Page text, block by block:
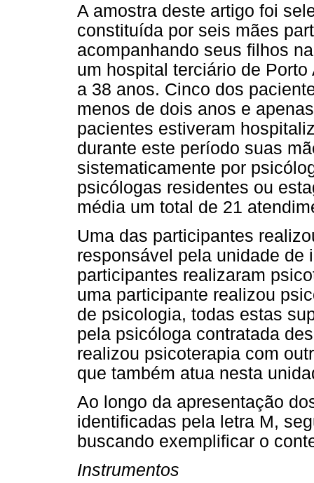
A amostra deste artigo foi
constituída por seis mães
acompanhando seus filhos
um hospital terciário de
a 38 anos. Cinco dos
menos de dois anos e
pacientes estiveram
durante este período suas
sistematicamente por
psicólogas residentes ou
média um total de 21
Uma das participantes
responsável pela unidade de
participantes realizaram
uma participante realizou
de psicologia, todas estas
pela psicóloga contratada
realizou psicoterapia com
que também atua nesta
Ao longo da apresentação
identificadas pela letra M,
buscando exemplificar o
Instrumentos